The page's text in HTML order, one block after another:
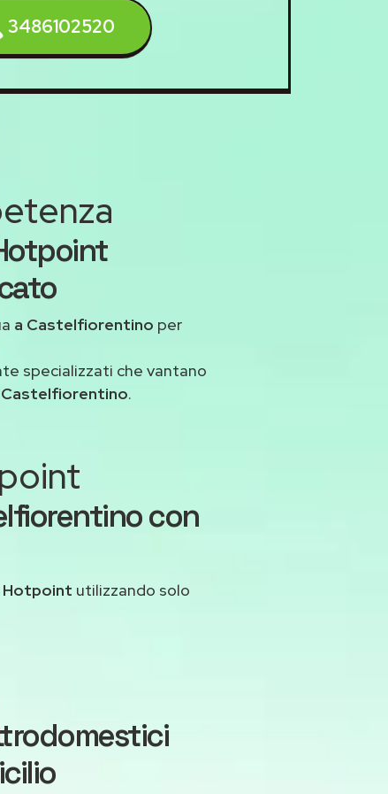
3486102520
a Castelfiorentino per
specializzati che vantano
.
con
utilizzando solo